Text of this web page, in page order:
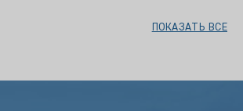
ПОКАЗАТЬ ВСЕ